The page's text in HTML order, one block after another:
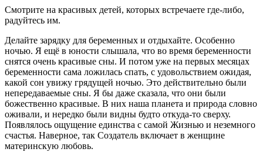
Смотрите на красивых детей, которых встречаете где-либо,
радуйтесь им.
Делайте зарядку для беременных и отдыхайте. Особенно
ночью. Я ещё в юности слышала, что во время беременности
снятся очень красивые сны. И потом уже на первых месяцах
беременности сама ложилась спать, с удовольствием ожидая,
какой сон увижу грядущей ночью. Это действительно были
непередаваемые сны. Я бы даже сказала, что они были
божественно красивые. В них наша планета и природа словно
оживали, и нередко были видны будто откуда-то сверху.
Появлялось ощущение единства с самой Жизнью и неземного
счастья. Наверное, так Создатель включает в женщине
материнскую любовь.